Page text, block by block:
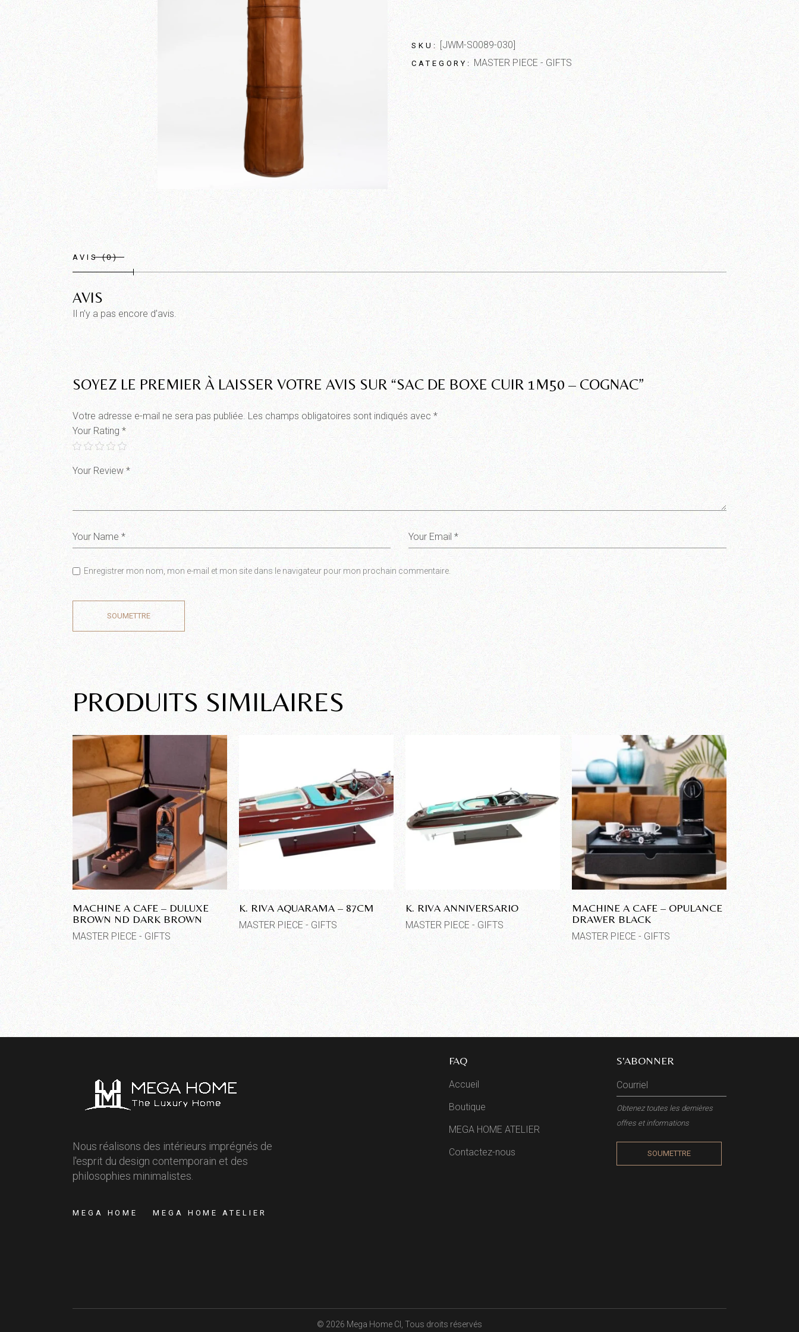
SKU: [JWM-S0089-030]
CATEGORY: MASTER PIECE - GIFTS
AVIS (0)
AVIS
Il n’y a pas encore d’avis.
SOYEZ LE PREMIER À LAISSER VOTRE AVIS SUR “SAC DE BOXE CUIR 1M50 – COGNAC”
Votre adresse e-mail ne sera pas publiée. Les champs obligatoires sont indiqués avec *
Your Rating *
Enregistrer mon nom, mon e-mail et mon site dans le navigateur pour mon prochain commentaire.
SOUMETTRE
PRODUITS SIMILAIRES
MACHINE A CAFE – DULUXE
BROWN ND DARK BROWN
MASTER PIECE - GIFTS
K. RIVA AQUARAMA – 87CM
MASTER PIECE - GIFTS
K. RIVA ANNIVERSARIO
MASTER PIECE - GIFTS
MACHINE A CAFE – OPULANCE
DRAWER BLACK
MASTER PIECE - GIFTS
Nous réalisons des intérieurs imprégnés de
l'esprit du design contemporain et des
philosophies minimalistes.
MEGA HOME MEGA HOME ATELIER
FAQ
Accueil
Boutique
MEGA HOME ATELIER
Contactez-nous
S'ABONNER
Obtenez toutes les dernières
offres et informations
SOUMETTRE
© 2026 Mega Home CI , Tous droits réservés